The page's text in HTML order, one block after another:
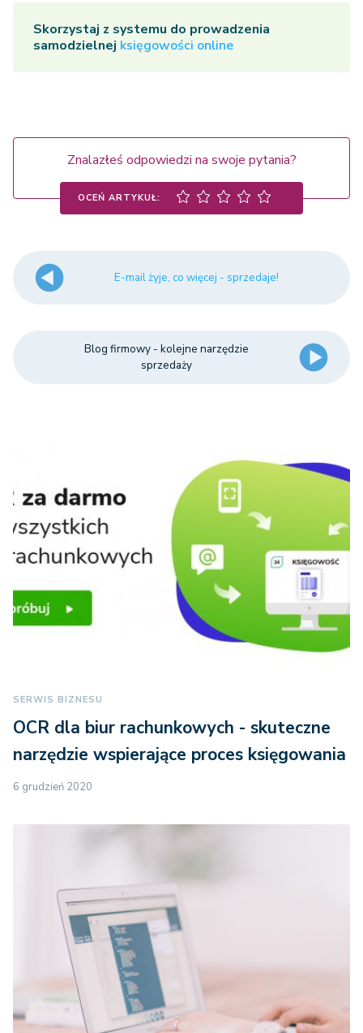
Skorzystaj z systemu do prowadzenia
samodzielnej księgowości online
Znalazłeś odpowiedzi na swoje pytania?
OCEŃ ARTYKUŁ:
E-mail żyje, co więcej - sprzedaje!
Blog firmowy - kolejne narzędzie
sprzedaży
SERWIS BIZNESU
OCR dla biur rachunkowych - skuteczne
narzędzie wspierające proces księgowania
6 grudzień 2020